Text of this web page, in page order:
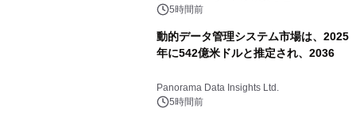
5時間前
動的データ管理システム市場は、2025
年に542億米ドルと推定され、2036
Panorama Data Insights Ltd.
5時間前